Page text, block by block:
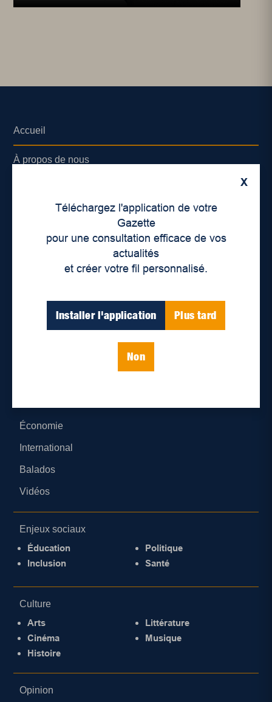
X
Téléchargez l'application de votre
Gazette
pour une consultation efficace de vos
actualités
et créer votre fil personnalisé.
Installer l'application Plus tard
Non
Accueil
À propos de nous
Lieux de distribution
Économie
International
Balados
Vidéos
Enjeux sociaux
Éducation
Inclusion
Politique
Santé
Culture
Arts
Cinéma
Histoire
Littérature
Musique
Opinion